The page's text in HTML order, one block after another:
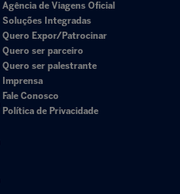
Agência de Viagens Oficial
Soluções Integradas
Quero Expor/Patrocinar
Quero ser parceiro
Quero ser palestrante
Imprensa
Fale Conosco
Política de Privacidade